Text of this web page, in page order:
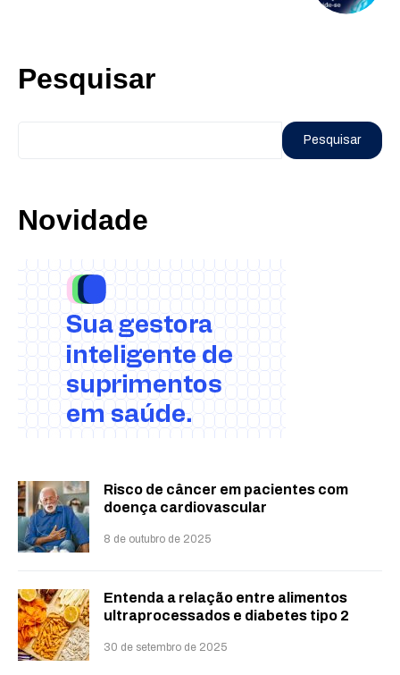
Pesquisar
Pesquisar
Novidade
Risco de câncer em pacientes com
doença cardiovascular
8 de outubro de 2025
Entenda a relação entre alimentos
ultraprocessados e diabetes tipo 2
30 de setembro de 2025